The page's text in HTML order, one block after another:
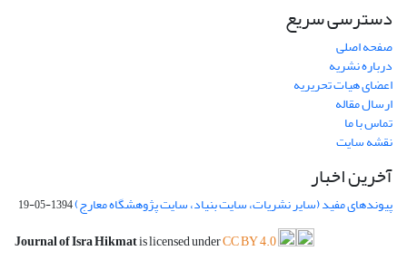
دسترسی سریع
صفحه اصلی
درباره نشریه
اعضای هیات تحریریه
ارسال مقاله
تماس با ما
نقشه سایت
آخرین اخبار
پیوندهای مفید (سایر نشریات، سایت بنیاد، سایت پژوهشگاه معارج)1394-05-19
Journal of Isra Hikmatis licensed underCC BY 4.0